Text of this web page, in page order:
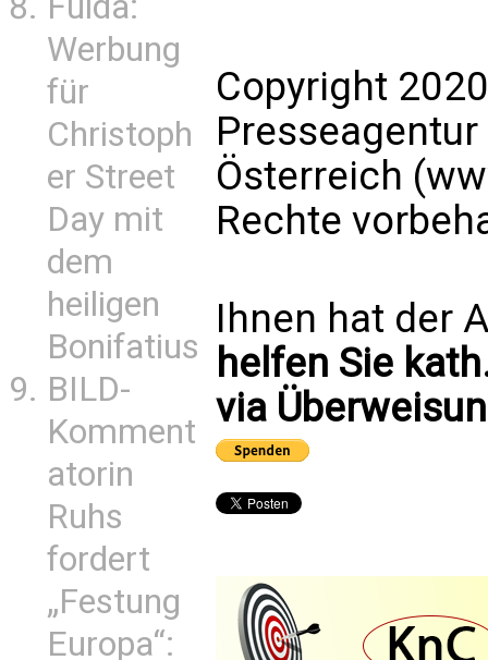
Werbung
für
Christoph
er Street
Day mit
dem
heiligen
Bonifatius
BILD-
Komment
atorin
Ruhs
fordert
„Festung
Europa“:
Copyright
Presseagentur
Österreich
Rechte
Ihnen hat der
helfen Sie
via